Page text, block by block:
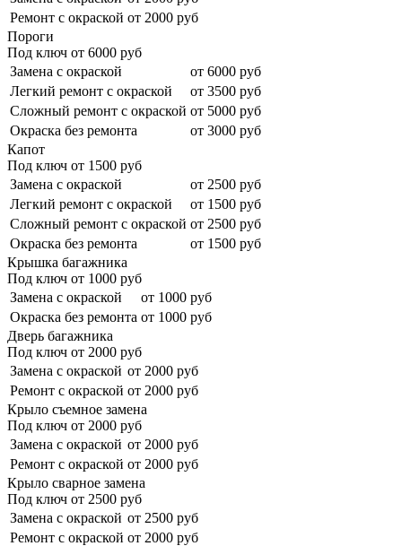
Ремонт с окраской от 2000 руб
Пороги
Под ключ от 6000 руб
Замена с окраской
от 6000 руб
Легкий ремонт с окраской
от 3500 руб
Сложный ремонт с окраской от 5000 руб
Окраска без ремонта
от 3000 руб
Капот
Под ключ от 1500 руб
Замена с окраской
от 2500 руб
Легкий ремонт с окраской
от 1500 руб
Сложный ремонт с окраской от 2500 руб
Окраска без ремонта
от 1500 руб
Крышка багажника
Под ключ от 1000 руб
Замена с окраской
от 1000 руб
Окраска без ремонта от 1000 руб
Дверь багажника
Под ключ от 2000 руб
Замена с окраской от 2000 руб
Ремонт с окраской от 2000 руб
Крыло съемное замена
Под ключ от 2000 руб
Замена с окраской от 2000 руб
Ремонт с окраской от 2000 руб
Крыло сварное замена
Под ключ от 2500 руб
Замена с окраской от 2500 руб
Ремонт с окраской от 2000 руб